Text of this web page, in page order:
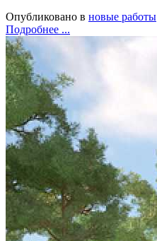
Опубликовано в новые работы
Подробнее ...